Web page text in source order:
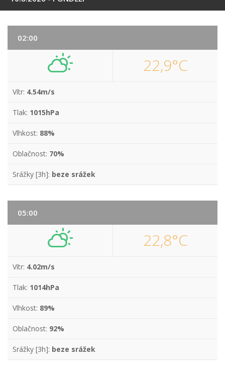
02:00
22,9°C
Vítr: 4.54m/s
Tlak: 1015hPa
Vlhkost: 88%
Oblačnost: 70%
Srážky [3h]: beze srážek
05:00
22,8°C
Vítr: 4.02m/s
Tlak: 1014hPa
Vlhkost: 89%
Oblačnost: 92%
Srážky [3h]: beze srážek